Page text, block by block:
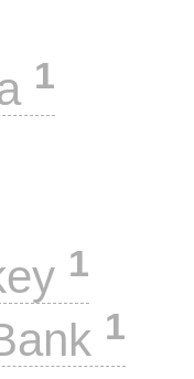
1
1
1